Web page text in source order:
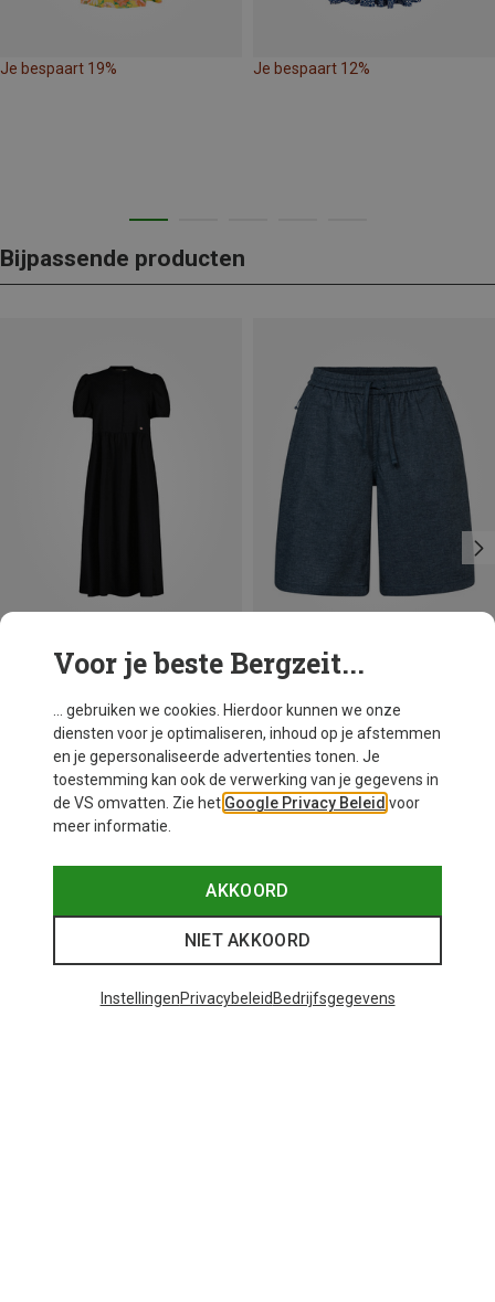
Je bespaart 19% Je bespaart 12%
Bijpassende producten
Je bespaart 29%
Vaude
Dames Redmont IV Korte broek
€ 78,95
XS S
Voor je beste Bergzeit...
... gebruiken we cookies. Hierdoor kunnen we onze
diensten voor je optimaliseren, inhoud op je afstemmen
en je gepersonaliseerde advertenties tonen. Je
toestemming kan ook de verwerking van je gegevens in
de VS omvatten. Zie het Google Privacy Beleid voor
meer informatie.
AKKOORD
NIET AKKOORD
InstellingenPrivacybeleid Bedrijfsgegevens